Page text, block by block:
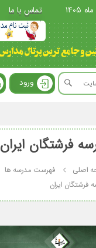
تماس با ما
ورود
فرشتگان ایران
اصلی
فهرست مدرسه ها
فرشتگان ایران